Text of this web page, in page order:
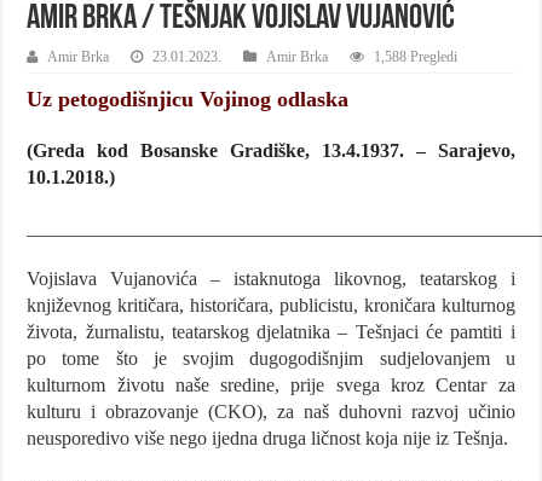
AMIR BRKA / TEŠNJAK VOJISLAV VUJANOVIĆ
Amir Brka 23.01.2023. Amir Brka 1,588 Pregledi
Uz petogodišnjicu Vojinog odlaska
(Greda kod Bosanske Gradiške, 13.4.1937.–Sarajevo,
10.1.2018.)
Vojislava Vujanovića – istaknutoga likovnog, teatarskog i
književnog kritičara, historičara, publicistu, kroničara kulturnog
života, žurnalistu, teatarskog djelatnika – Tešnjaci će pamtiti i
po tome što je svojim dugogodišnjim sudjelovanjem u
kulturnom životu naše sredine, prije svega kroz Centar za
kulturu i obrazovanje (CKO), za naš duhovni razvoj učinio
neusporedivo više nego ijedna druga ličnost koja nije iz Tešnja.